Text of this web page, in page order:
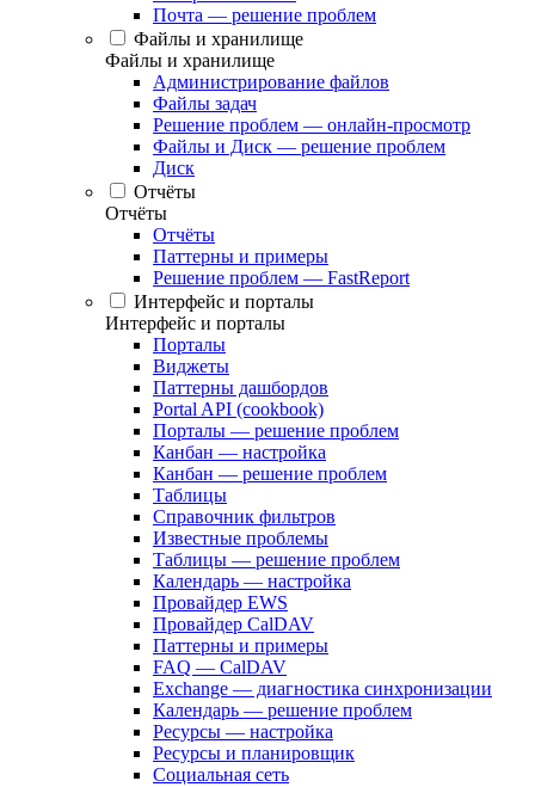
Почта — решение проблем
Файлы и хранилище
Файлы и хранилище
Администрирование файлов
Файлы задач
Решение проблем — онлайн-просмотр
Файлы и Диск — решение проблем
Диск
Отчёты
Отчёты
Отчёты
Паттерны и примеры
Решение проблем — FastReport
Интерфейс и порталы
Интерфейс и порталы
Порталы
Виджеты
Паттерны дашбордов
Portal API (cookbook)
Порталы — решение проблем
Канбан — настройка
Канбан — решение проблем
Таблицы
Справочник фильтров
Известные проблемы
Таблицы — решение проблем
Календарь — настройка
Провайдер EWS
Провайдер CalDAV
Паттерны и примеры
FAQ — CalDAV
Exchange — диагностика синхронизации
Календарь — решение проблем
Ресурсы — настройка
Ресурсы и планировщик
Социальная сеть